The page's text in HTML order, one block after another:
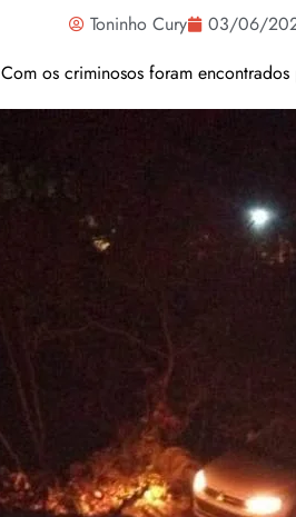
Toninho Cury 03/06/
Com os criminosos foram